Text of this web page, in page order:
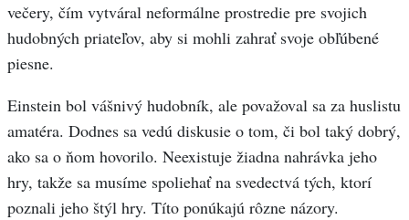
večery, čím vytváral neformálne prostredie pre svojich
hudobných priateľov, aby si mohli zahrať svoje obľúbené
piesne.
Einstein bol vášnivý hudobník, ale považoval sa za huslistu
amatéra. Dodnes sa vedú diskusie o tom, či bol taký dobrý,
ako sa o ňom hovorilo. Neexistuje žiadna nahrávka jeho
hry, takže sa musíme spoliehať na svedectvá tých, ktorí
poznali jeho štýl hry. Títo ponúkajú rôzne názory.